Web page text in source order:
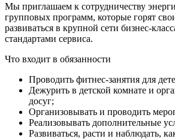
Мы приглашаем к сотрудничеству
групповых программ, которые горят
развиваться в крупной сети бизнес-
стандартами сервиса.
Что входит в обязанности
Проводить фитнес-занятия для
Дежурить в детской комнате и
досуг;
Организовывать и проводить
Реализовывать дополнительные
Развиваться, расти и наблюдать,